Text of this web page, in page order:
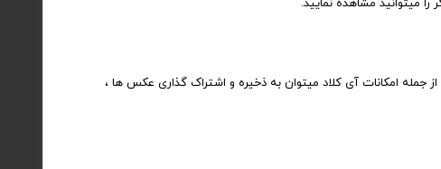
جمله امکانات آی کلاد میتوان به ذخیره و اشتراک گذاری عکس ها ،